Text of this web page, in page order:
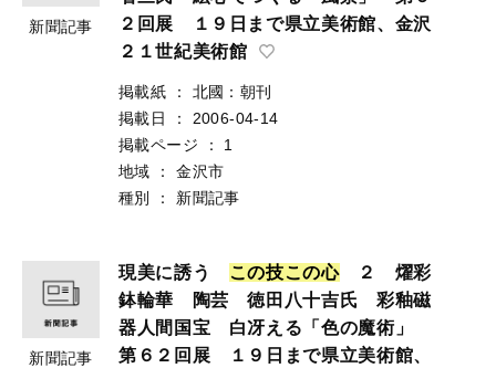
新聞記事
２回展 １９日まで県立美術館、金沢
２１世紀美術館
掲載紙 ：
北國：朝刊
掲載日
：
2006-04-14
掲載ページ
：
1
地域
：
金沢市
種別
： 新聞記事
新聞記事
現美に誘う この技この心２ 燿彩
鉢輪華 陶芸 徳田八十吉氏 彩釉磁
器人間国宝 白冴える「色の魔術」
第６２回展 １９日まで県立美術館、